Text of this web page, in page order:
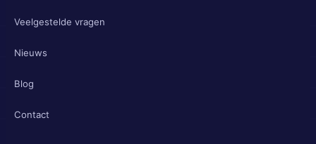
Veelgestelde vragen
Nieuws
Blog
Contact